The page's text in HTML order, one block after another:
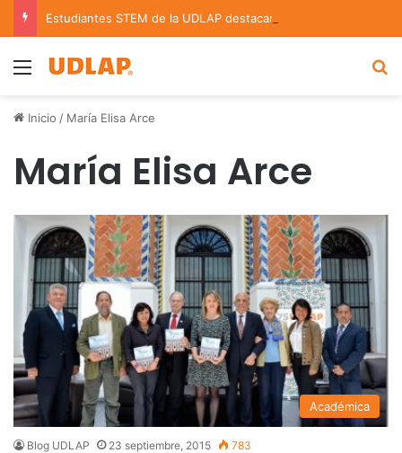
Menu
Inicio / María Elisa Arce
María Elisa Arce
Académica
Blog UDLAP 23 septiembre, 2015 783